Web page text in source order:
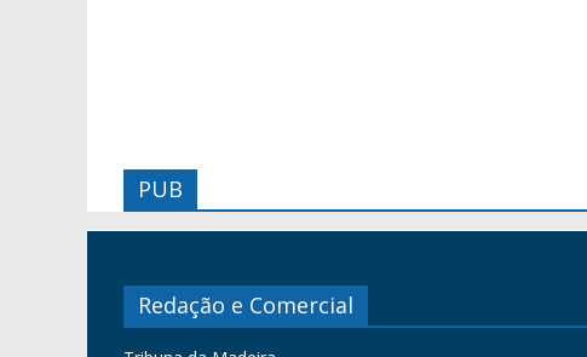
PUB
Redação e Comercial